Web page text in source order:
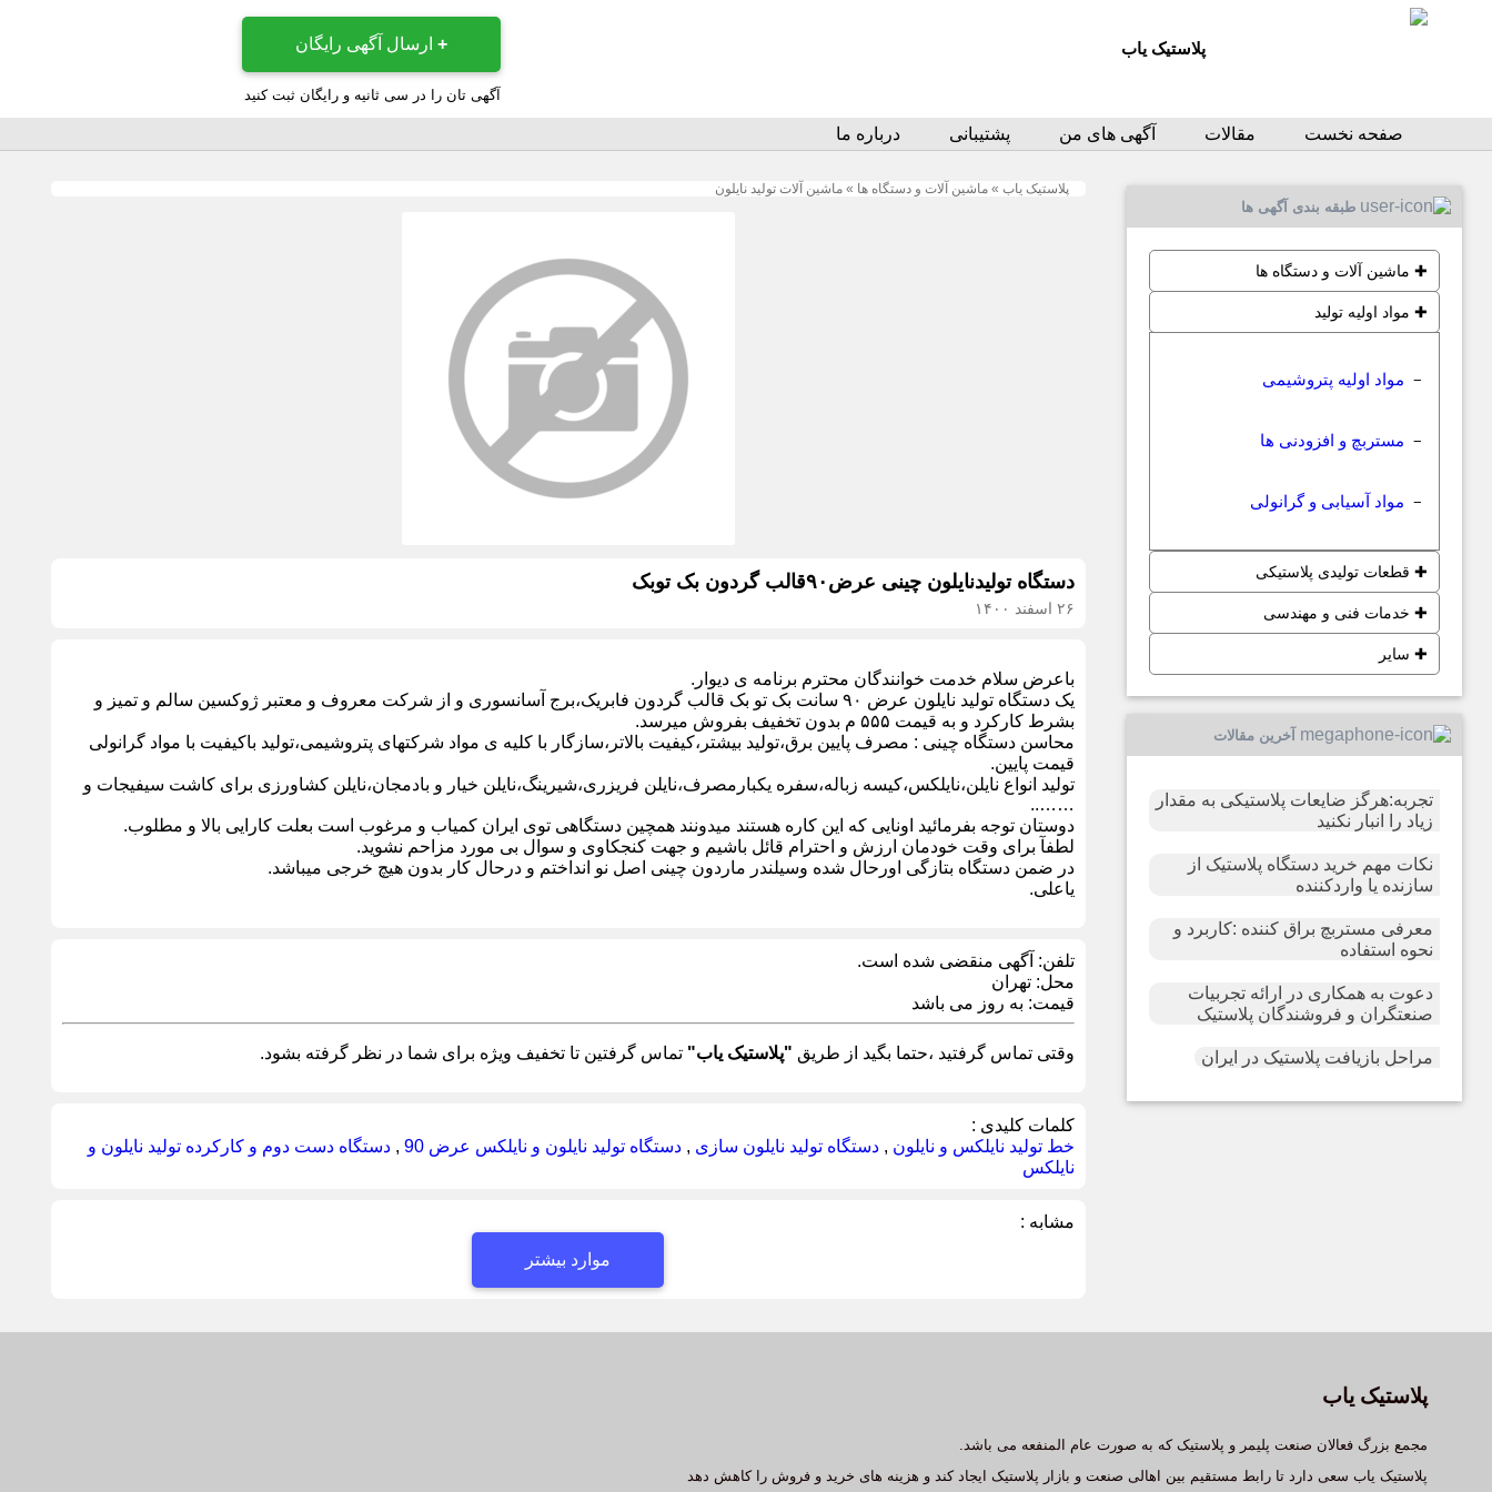
پلاستیک یاب +ارسال آگهی رایگان
آگهی تان را در سی ثانیه و رایگان ثبت کنید
صفحه نخست مقالات آگهی های من پشتیبانی درباره ما
پلاستیک یاب »ماشین آلات و دستگاه ها »ماشین آلات تولید نایلون
دستگاه تولیدنایلون چینی عرض۹۰قالب گردون بک توبک
۲۶ اسفند ۱۴۰۰
باعرض سلام خدمت خوانندگان محترم برنامه ی دیوار.
یک دستگاه تولید نایلون عرض ۹۰ سانت بک تو بک قالب گردون فابریک،برج آسانسوری و از شرکت معروف و معتبر ژوکسین سالم و تمیز و
بشرط کارکرد و به قیمت ۵۵۵ م بدون تخفیف بفروش میرسد.
محاسن دستگاه چینی : مصرف پایین برق،تولید بیشتر،کیفیت بالاتر،سازگار با کلیه ی مواد شرکتهای پتروشیمی،تولید باکیفیت با مواد گرانولی
قیمت پایین.
تولید انواع نایلن،نایلکس،کیسه زباله،سفره یکبارمصرف،نایلن فریزری،شیرینگ،نایلن خیار و بادمجان،نایلن کشاورزی برای کاشت سیفیجات و
……..
دوستان توجه بفرمائید اونایی که این کاره هستند میدونند همچین دستگاهی توی ایران کمیاب و مرغوب است بعلت کارایی بالا و مطلوب.
لطفآ برای وقت خودمان ارزش و احترام قائل باشیم و جهت کنجکاوی و سوال بی مورد مزاحم نشوید.
در ضمن دستگاه بتازگی اورحال شده وسیلندر ماردون چینی اصل نو انداختم و درحال کار بدون هیچ خرجی میباشد.
یاعلی.
تلفن: آگهی منقضی شده است.
محل:تهران
قیمت: به روز می باشد
وقتی تماس گرفتید ،حتما بگید از طریق "پلاستیک یاب"تماس گرفتین تا تخفیف ویژه برای شما در نظر گرفته بشود.
کلمات کلیدی :
خط تولید نایلکس و نایلون ,دستگاه تولید نایلون سازی ,دستگاه تولید نایلون و نایلکس عرض 90 ,دستگاه دست دوم و کارکرده تولید نایلون و
نایلکس
مشابه :
موارد بیشتر
طبقه بندی آگهی ها
✚ماشین آلات و دستگاه ها
✚مواد اولیه تولید
− مواد اولیه پتروشیمی
− مستربچ و افزودنی ها
− مواد آسیابی و گرانولی
✚قطعات تولیدی پلاستیکی
✚خدمات فنی و مهندسی
✚سایر
آخرین مقالات
تجربه:هرگز ضایعات پلاستیکی به مقدار
زیاد را انبار نکنید
نکات مهم خرید دستگاه پلاستیک از
سازنده یا واردکننده
معرفی مستربچ براق کننده :کاربرد و
نحوه استفاده
دعوت به همکاری در ارائه تجربیات
صنعتگران و فروشندگان پلاستیک
مراحل بازیافت پلاستیک در ایران
پلاستیک یاب
مجمع بزرگ فعالان صنعت پلیمر و پلاستیک که به صورت عام المنفعه می باشد.
پلاستیک یاب سعی دارد تا رابط مستقیم بین اهالی صنعت و بازار پلاستیک ایجاد کند و هزینه های خرید و فروش را کاهش دهد